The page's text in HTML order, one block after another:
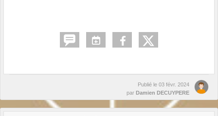
Publié le 03 févr. 2024
par Damien DECUYPERE